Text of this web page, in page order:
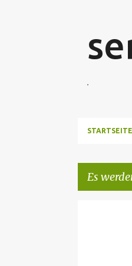
.
STARTSEITE
Es